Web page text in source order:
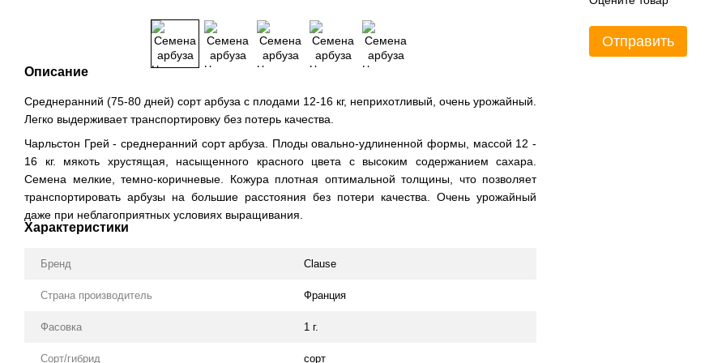
Описание
Среднеранний (75-80 дней) сорт арбуза с плодами 12-16 кг, неприхотливый, очень урожайный.
Легко выдерживает транспортировку без потерь качества.
Чарльстон Грей - среднеранний сорт арбуза. Плоды овально-удлиненной формы, массой 12 -
16 кг. мякоть хрустящая, насыщенного красного цвета с высоким содержанием сахара.
Семена мелкие, темно-коричневые. Кожура плотная оптимальной толщины, что позволяет
транспортировать арбузы на большие расстояния без потери качества. Очень урожайный
даже при неблагоприятных условиях выращивания.
Характеристики
Бренд Clause
Страна производитель Франция
Фасовка 1 г.
Сорт/гибрид сорт
Отправить